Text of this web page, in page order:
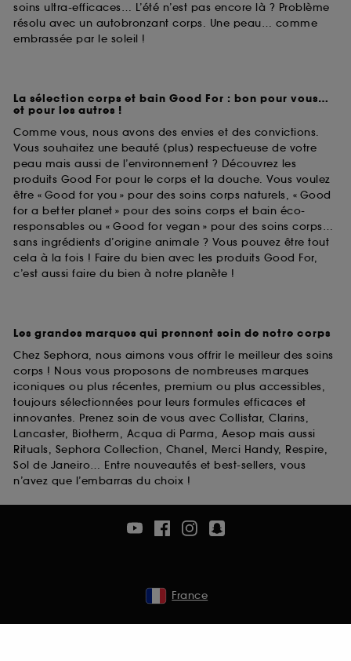
soins ultra-efficaces… L’été n’est pas encore là ? Problème
résolu avec un autobronzant corps. Une peau… comme
embrassée par le soleil !
La sélection corps et bain Good For : bon pour vous…
et pour les autres !
Comme vous, nous avons des envies et des convictions.
Vous souhaitez une beauté (plus) respectueuse de votre
peau mais aussi de l’environnement ? Découvrez les
produits Good For pour le corps et la douche. Vous voulez
être « Good for you » pour des soins corps naturels, « Good
for a better planet » pour des soins corps et bain éco-
responsables ou « Good for vegan » pour des soins corps…
sans ingrédients d’origine animale ? Vous pouvez être tout
cela à la fois ! Faire du bien avec les produits Good For,
c’est aussi faire du bien à notre planète !
Les grandes marques qui prennent soin de notre corps
Chez Sephora, nous aimons vous offrir le meilleur des soins
corps ! Nous vous proposons de nombreuses marques
iconiques ou plus récentes, premium ou plus accessibles,
toujours sélectionnées pour leurs formules efficaces et
innovantes. Prenez soin de vous avec Collistar, Clarins,
Lancaster, Biotherm, Acqua di Parma, Aesop mais aussi
Rituals, Sephora Collection, Chanel, Merci Handy, Respire,
Sol de Janeiro… Entre nouveautés et best-sellers, vous
n’avez que l’embarras du choix !
France